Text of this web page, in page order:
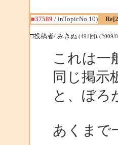
■37589 / inTopicNo.10)
□投稿者/ みきぬ (491回)-(2009/
これは一
同じ掲示
と、ぼろ
あくまで